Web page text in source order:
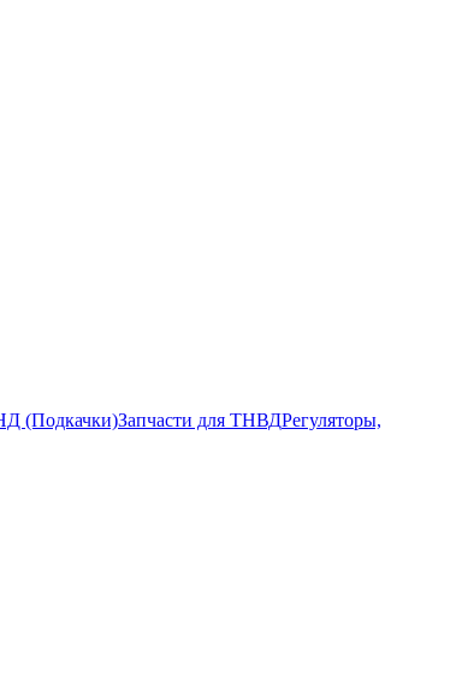
(Подкачки)Запчасти для ТНВДРегуляторы,